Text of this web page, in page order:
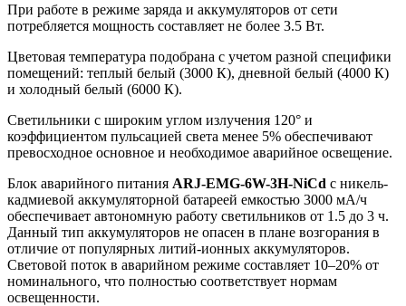
При работе в режиме заряда и аккумуляторов от сети
потребляется мощность составляет не более 3.5 Вт.
Цветовая температура подобрана с учетом разной специфики
помещений: теплый белый (3000 К), дневной белый (4000 К)
и холодный белый (6000 К).
Светильники с широким углом излучения 120° и
коэффициентом пульсацией света менее 5% обеспечивают
превосходное основное и необходимое аварийное освещение.
Блок аварийного питания ARJ-EMG-6W-3H-NiCd с никель-
кадмиевой аккумуляторной батареей емкостью 3000 мА/ч
обеспечивает автономную работу светильников от 1.5 до 3 ч.
Данный тип аккумуляторов не опасен в плане возгорания в
отличие от популярных литий-ионных аккумуляторов.
Световой поток в аварийном режиме составляет 10–20% от
номинального, что полностью соответствует нормам
освещенности.